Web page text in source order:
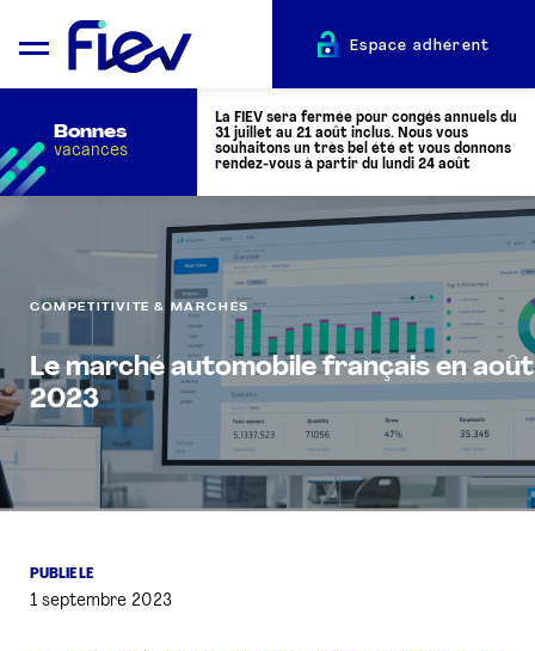
QUI SOMMES-NOUS ?
L’AUTOMOTIVE
ADHÉRENTS
ACTUALITÉS
PRESSE
Espace adhérent
Bonnes
vacances
La FIEV sera fermée pour congés annuels du
31 juillet au 21 août inclus. Nous vous
souhaitons un très bel été et vous donnons
rendez-vous à partir du lundi 24 août
COMPÉTITIVITÉ & MARCHÉS
Le marché automobile français en août
2023
PUBLIÉ LE
1 septembre 2023